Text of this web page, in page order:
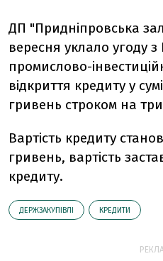
ДП "Придніпровська
вересня уклало угоду
промислово-
відкриття кредиту у
гривень строком на
Вартість кредиту
гривень, вартість
кредиту.
ДЕРЖЗАКУПІВЛІ КРЕДИТИ